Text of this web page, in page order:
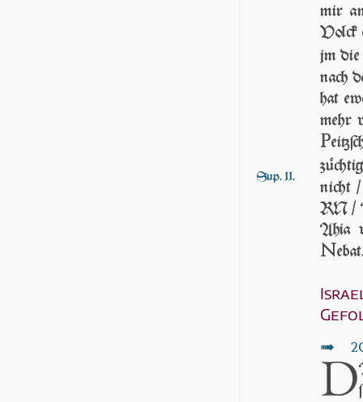
Sup. 11.
mir
Volck
jm die
nach
hat
mehr
P
nicht
RN /
Ahia
N
↦
D